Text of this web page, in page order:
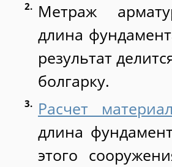
Метраж
длина
результат
болгарку.
Расчет
длина
этого